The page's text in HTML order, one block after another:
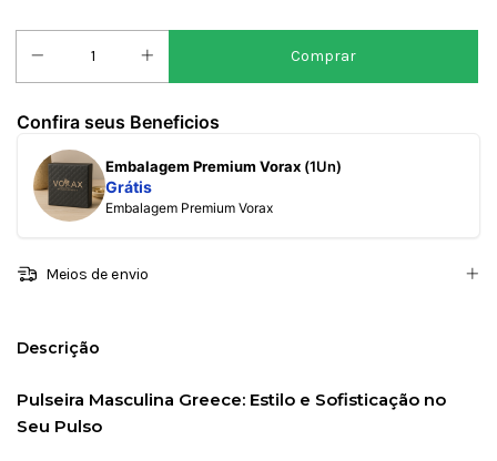
Confira seus Beneficios
Embalagem Premium Vorax (1Un)
Grátis
Embalagem Premium Vorax
Meios de envio
Descrição
Pulseira Masculina Greece: Estilo e Sofisticação no
Seu Pulso